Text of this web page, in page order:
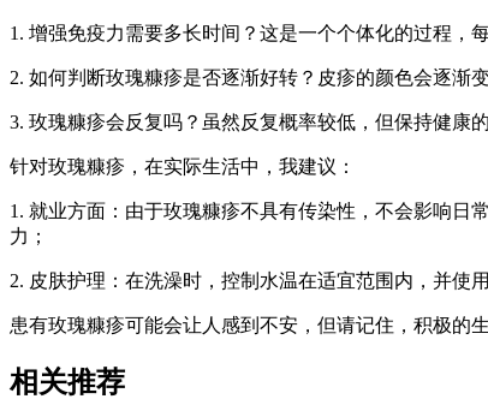
1. 增强免疫力需要多长时间？这是一个个体化的过程，
2. 如何判断玫瑰糠疹是否逐渐好转？皮疹的颜色会逐渐
3. 玫瑰糠疹会反复吗？虽然反复概率较低，但保持健康
针对玫瑰糠疹，在实际生活中，我建议：
1. 就业方面：由于玫瑰糠疹不具有传染性，不会影响日
力；
2. 皮肤护理：在洗澡时，控制水温在适宜范围内，并使
患有玫瑰糠疹可能会让人感到不安，但请记住，积极的
相关推荐